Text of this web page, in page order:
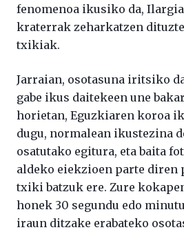
fenomenoa ikusiko da,
kraterrak zeharkatzen
txikiak.
Jarraian, osotasuna iritsiko
gabe ikus daitekeen une
horietan, Eguzkiaren koroa
dugu, normalean ikustezina
osatutako egitura, eta baita
aldeko eiekzioen parte diren
txiki batzuk ere. Zure
honek 30 segundu edo
iraun ditzake erabateko